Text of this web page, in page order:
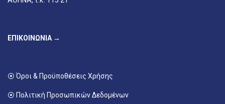
ΕΠΙΚΟΙΝΩΝΙΑ →
⦿ Όροι & Προϋποθέσεις Χρήσης
⦿ Πολιτική Προσωπικών Δεδομένων